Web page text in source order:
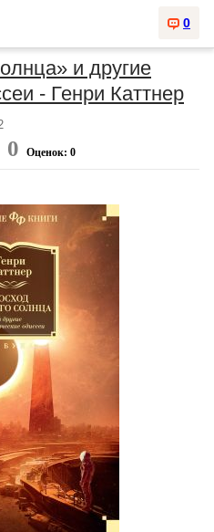
0
и другие
- Генри Каттнер
0 Оценок: 0